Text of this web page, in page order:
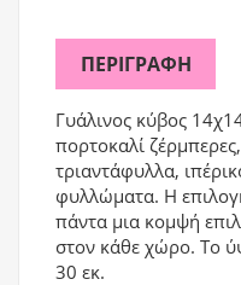
ΠΕΡΙΓΡΑΦΉ
Γυάλινος κύβος
πορτοκαλί
τριαντάφυλλα,
φυλλώματα. Η
πάντα μια κομψή
στον κάθε χώρο. Το
30 εκ.